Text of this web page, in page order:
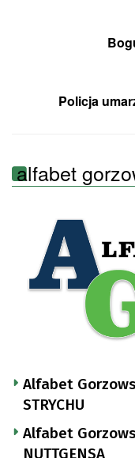
Policja
alfabet
Alfabet
STRYCHU
Alfabet
NUTTGENSA